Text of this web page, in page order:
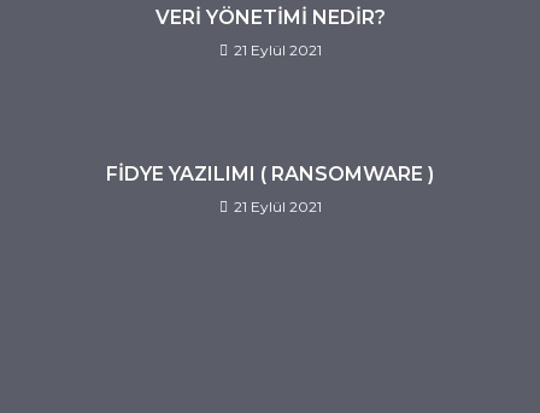
VERİ YÖNETİMİ NEDİR?
21 Eylül 2021
FİDYE YAZILIMI ( RANSOMWARE )
21 Eylül 2021